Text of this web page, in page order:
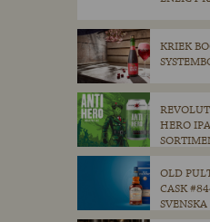
KRIEK
HERO
OLD
CASK